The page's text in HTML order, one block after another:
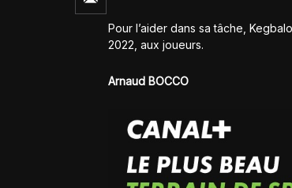
Pour l’aider dans sa tâche,
2022, aux joueurs.
Arnaud BOCCO